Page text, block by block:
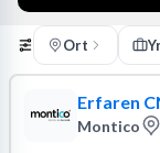
Ort
Erfaren
Montico